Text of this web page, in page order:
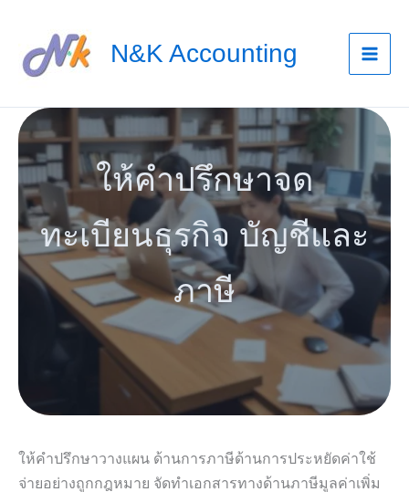
content
N&K Accounting
ให้คำปรึกษาจด
ทะเบียนธุรกิจ บัญชีและ
ภาษี
ให้คำปรึกษาวางแผน ด้านการภาษีด้านการประหยัดค่าใช้
จ่ายอย่างถูกกฎหมาย จัดทำเอกสารทางด้านภาษีมูลค่าเพิ่ม